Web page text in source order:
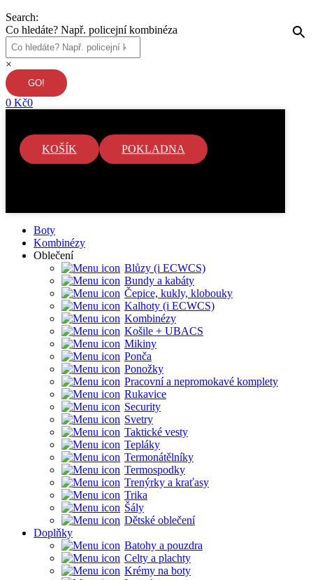
Search:
Co hledáte? Např. policejní kombinéza
×
0 Kč0
KOŠÍK POKLADNA
Boty
Kombinézy
Oblečení
Blůzy (i ECWCS)
Bundy a kabáty
Čepice, kukly, klobouky
Kalhoty (i ECWCS)
Kombinézy
Košile + UBACS
Mikiny
Ponča
Ponožky
Pracovní a nepromokavé komplety
Rukavice
Security
Svetry
Taktické vesty
Tepláky
Termonátělníky
Termospodky
Trenýrky a kraťasy
Trika
Šály
Dětské oblečení
Doplňky
Batohy a pouzdra
Celty a plachty
Krémy na boty